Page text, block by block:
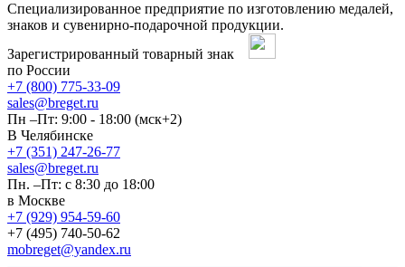
Специализированное предприятие по изготовлению медалей,
знаков и сувенирно-подарочной продукции.
Зарегистрированный товарный знак
по России
+7 (800) 775-33-09
sales@breget.ru
Пн –Пт: 9:00 - 18:00 (мск+2)
В Челябинске
+7 (351) 247-26-77
sales@breget.ru
Пн. –Пт: с 8:30 до 18:00
в Москве
+7 (929) 954-59-60
+7 (495) 740-50-62
mobreget@yandex.ru